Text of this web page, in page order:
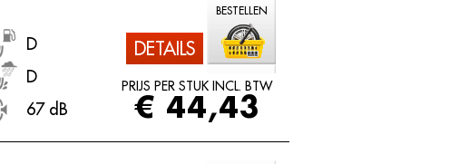
D
D
67 dB
DETAILS
BESTELLEN
PRIJS PER STUK INCL. BTW
€ 44,43